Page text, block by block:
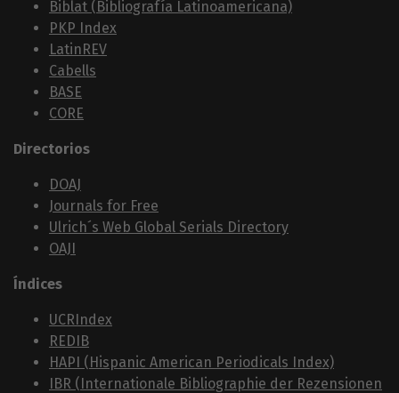
Biblat (Bibliografía Latinoamericana)
PKP Index
LatinREV
Cabells
BASE
CORE
Directorios
DOAJ
Journals for Free
Ulrich´s Web Global Serials Directory
OAJI
Índices
UCRIndex
REDIB
HAPI (Hispanic American Periodicals Index)
IBR (Internationale Bibliographie der Rezensionen